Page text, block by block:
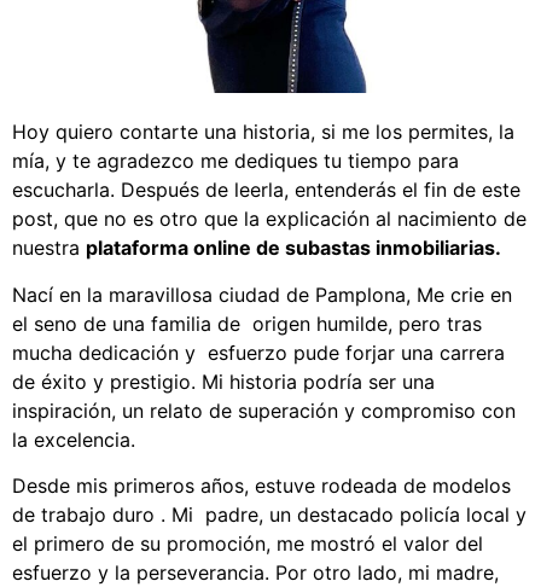
Hoy quiero contarte una historia, si me los permites, la
mía, y te agradezco me dediques tu tiempo para
escucharla. Después de leerla, entenderás el fin de este
post, que no es otro que la explicación al nacimiento de
nuestra plataforma online de subastas inmobiliarias.
Nací en la maravillosa ciudad de Pamplona, Me crie en
el seno de una familia de origen humilde, pero tras
mucha dedicación y esfuerzo pude forjar una carrera
de éxito y prestigio. Mi historia podría ser una
inspiración, un relato de superación y compromiso con
la excelencia.
Desde mis primeros años, estuve rodeada de modelos
de trabajo duro . Mi padre, un destacado policía local y
el primero de su promoción, me mostró el valor del
esfuerzo y la perseverancia. Por otro lado, mi madre,